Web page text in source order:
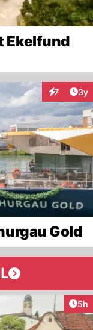
Ekelfund
7 3y
Gold
5h